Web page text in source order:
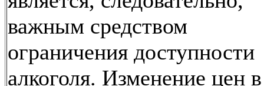
важным средством
ограничения доступности
алкоголя. Изменение цен в